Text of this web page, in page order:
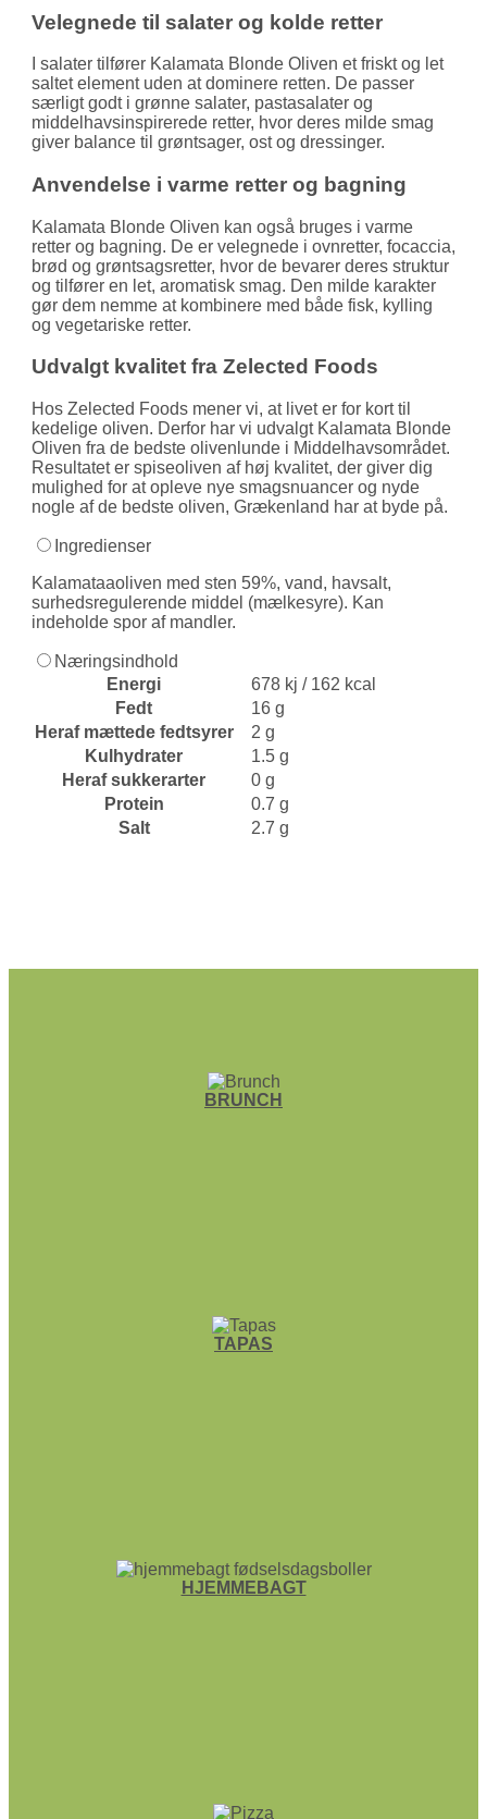
Velegnede til salater og kolde retter
I salater tilfører Kalamata Blonde Oliven et friskt og let
saltet element uden at dominere retten. De passer
særligt godt i grønne salater, pastasalater og
middelhavsinspirerede retter, hvor deres milde smag
giver balance til grøntsager, ost og dressinger.
Anvendelse i varme retter og bagning
Kalamata Blonde Oliven kan også bruges i varme
retter og bagning. De er velegnede i ovnretter, focaccia,
brød og grøntsagsretter, hvor de bevarer deres struktur
og tilfører en let, aromatisk smag. Den milde karakter
gør dem nemme at kombinere med både fisk, kylling
og vegetariske retter.
Udvalgt kvalitet fra Zelected Foods
Hos Zelected Foods mener vi, at livet er for kort til
kedelige oliven. Derfor har vi udvalgt Kalamata Blonde
Oliven fra de bedste olivenlunde i Middelhavsområdet.
Resultatet er spiseoliven af høj kvalitet, der giver dig
mulighed for at opleve nye smagsnuancer og nyde
nogle af de bedste oliven, Grækenland har at byde på.
Ingredienser
Kalamataaoliven med sten 59%, vand, havsalt,
surhedsregulerende middel (mælkesyre). Kan
indeholde spor af mandler.
Næringsindhold
Energi
678 kj / 162 kcal
Fedt
16 g
Heraf mættede fedtsyrer
2 g
Kulhydrater
1.5 g
Heraf sukkerarter
0 g
Protein
0.7 g
Salt
2.7 g
BRUNCH
TAPAS
HJEMME­BAGT